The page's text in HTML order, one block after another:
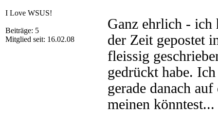
I Love WSUS!
Beiträge: 5
Mitglied seit: 16.02.08
Ganz ehrlich - ich
der Zeit gepostet
fleissig
gedrückt habe.
gerade danach
meinen könntest...